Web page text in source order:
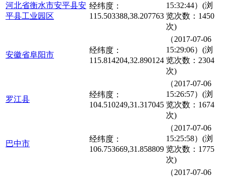
河北省衡水市安平县安
平县工业园区
经纬度：
115.503388,38.207763
15:32:44）(浏
览次数：1450
次)
安徽省阜阳市
经纬度：
115.814204,32.890124
（2017-07-06
15:29:06）(浏
览次数：2304
次)
罗江县
经纬度：
104.510249,31.317045
（2017-07-06
15:26:57）(浏
览次数：1674
次)
巴中市
经纬度：
106.753669,31.858809
（2017-07-06
15:25:58）(浏
览次数：1775
次)
（2017-07-06